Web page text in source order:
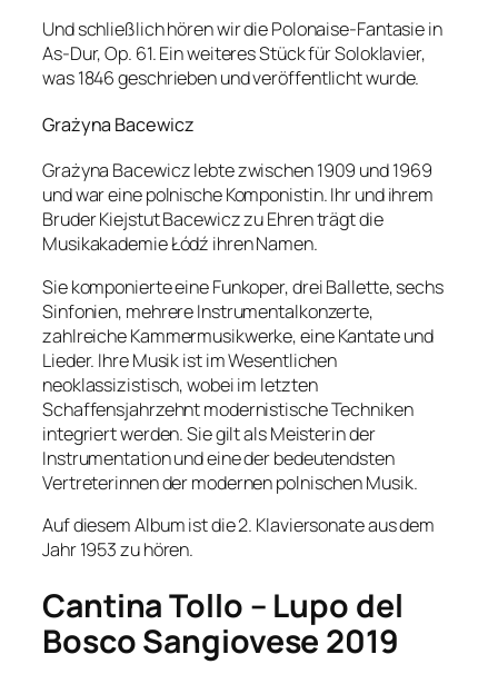
Und schließlich hören wir die Polonaise-Fantasie in
As-Dur, Op. 61. Ein weiteres Stück für Soloklavier,
was 1846 geschrieben und veröffentlicht wurde.
Grażyna Bacewicz
Grażyna Bacewicz lebte zwischen 1909 und 1969
und war eine polnische Komponistin. Ihr und ihrem
Bruder Kiejstut Bacewicz zu Ehren trägt die
Musikakademie Łódź ihren Namen.
Sie komponierte eine Funkoper, drei Ballette, sechs
Sinfonien, mehrere Instrumentalkonzerte,
zahlreiche Kammermusikwerke, eine Kantate und
Lieder. Ihre Musik ist im Wesentlichen
neoklassizistisch, wobei im letzten
Schaffensjahrzehnt modernistische Techniken
integriert werden. Sie gilt als Meisterin der
Instrumentation und eine der bedeutendsten
Vertreterinnen der modernen polnischen Musik.
Auf diesem Album ist die 2. Klaviersonate aus dem
Jahr 1953 zu hören.
Cantina Tollo – Lupo del
Bosco Sangiovese 2019